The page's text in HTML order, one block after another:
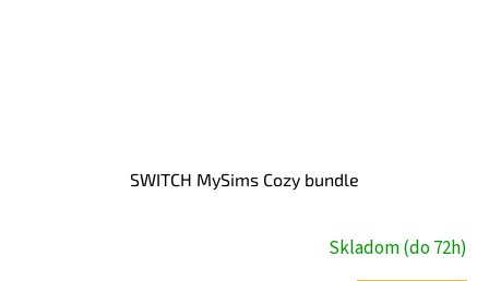
SWITCH MySims Cozy bundle
Skladom (do 72h)